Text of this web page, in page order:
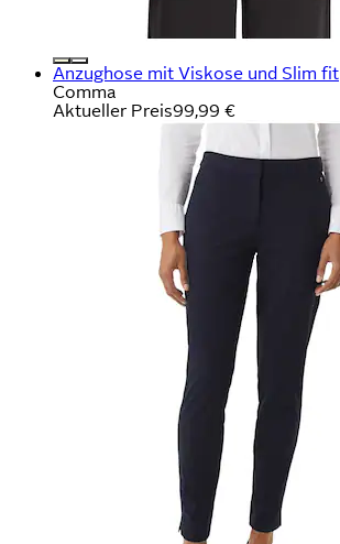
Anzughose mit Viskose und Slim fit
Comma
Aktueller Preis99,99 €